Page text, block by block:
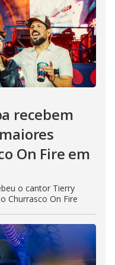
recebem
On Fire em
o cantor Tierry
Churrasco On Fire